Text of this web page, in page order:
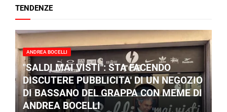
TENDENZE
ANDREA BOCELLI
"SALDI MAI VISTI": STA FACENDO
DISCUTERE PUBBLICITA' DI UN NEGOZIO
DI BASSANO DEL GRAPPA CON MEME DI
ANDREA BOCELLI